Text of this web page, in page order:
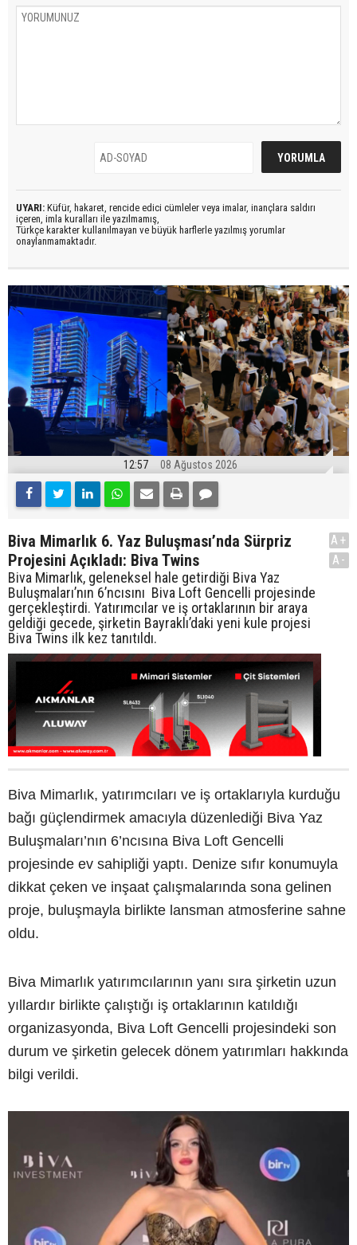
UYARI: Küfür, hakaret, rencide edici cümleler veya imalar, inançlara saldırı
içeren, imla kuralları ile yazılmamış,
Türkçe karakter kullanılmayan ve büyük harflerle yazılmış yorumlar
onaylanmamaktadır.
12:57 08 Ağustos 2026
Biva Mimarlık 6. Yaz Buluşması’nda Sürpriz
Projesini Açıkladı: Biva Twins
Biva Mimarlık, geleneksel hale getirdiği Biva Yaz
Buluşmaları’nın 6’ncısını Biva Loft Gencelli projesinde
gerçekleştirdi. Yatırımcılar ve iş ortaklarının bir araya
geldiği gecede, şirketin Bayraklı’daki yeni kule projesi
Biva Twins ilk kez tanıtıldı.
A+
A-
Biva Mimarlık, yatırımcıları ve iş ortaklarıyla kurduğu
bağı güçlendirmek amacıyla düzenlediği Biva Yaz
Buluşmaları’nın 6’ncısına Biva Loft Gencelli
projesinde ev sahipliği yaptı. Denize sıfır konumuyla
dikkat çeken ve inşaat çalışmalarında sona gelinen
proje, buluşmayla birlikte lansman atmosferine sahne
oldu.
Biva Mimarlık yatırımcılarının yanı sıra şirketin uzun
yıllardır birlikte çalıştığı iş ortaklarının katıldığı
organizasyonda, Biva Loft Gencelli projesindeki son
durum ve şirketin gelecek dönem yatırımları hakkında
bilgi verildi.